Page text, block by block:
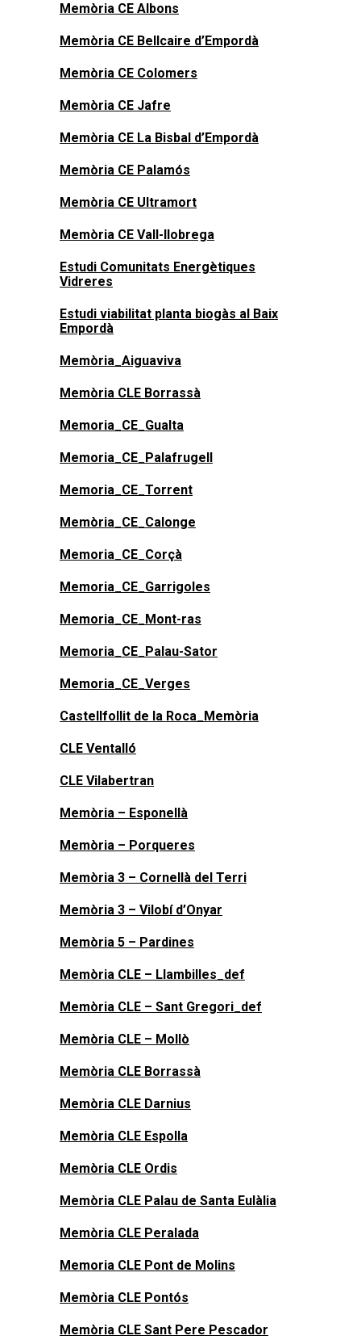
Memòria CE Albons
Memòria CE Bellcaire d’Empordà
Memòria CE Colomers
Memòria CE Jafre
Memòria CE La Bisbal d’Empordà
Memòria CE Palamós
Memòria CE Ultramort
Memòria CE Vall-llobrega
Estudi Comunitats Energètiques
Vidreres
Estudi viabilitat planta biogàs al Baix
Empordà
Memòria_Aiguaviva
Memòria CLE Borrassà
Memoria_CE_Gualta
Memoria_CE_Palafrugell
Memoria_CE_Torrent
Memòria_CE_Calonge
Memoria_CE_Corçà
Memoria_CE_Garrigoles
Memoria_CE_Mont-ras
Memoria_CE_Palau-Sator
Memoria_CE_Verges
Castellfollit de la Roca_Memòria
CLE Ventalló
CLE Vilabertran
Memòria – Esponellà
Memòria – Porqueres
Memòria 3 – Cornellà del Terri
Memòria 3 – Vilobí d’Onyar
Memòria 5 – Pardines
Memòria CLE – Llambilles_def
Memòria CLE – Sant Gregori_def
Memòria CLE – Mollò
Memòria CLE Borrassà
Memòria CLE Darnius
Memòria CLE Espolla
Memòria CLE Ordis
Memòria CLE Palau de Santa Eulàlia
Memòria CLE Peralada
Memoria CLE Pont de Molins
Memòria CLE Pontós
Memòria CLE Sant Pere Pescador